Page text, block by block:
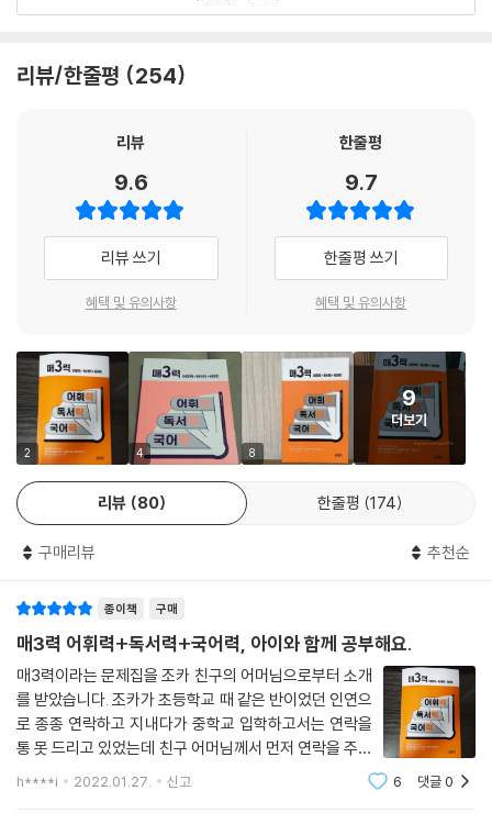
열쇠, 지경을 넓히는 도구인 언어, 특히 국어는 실로 중요하다. 우리 모두는
이라고 하는 어휘력, 독서력, 국어력이 정말 짜임새 있게, 하나를 알면 열
을 익힐 수 있는 방식으로 전개되고 있기 때문이다. 이 책에는 남녀노소가
따로 없다. 전 국민의 필독서로 강력 추천한다.
- 이장우 (#공부 컨설턴트 박사)
리뷰/한줄평 254
리뷰
9.6
리뷰 쓰기
혜택 및 유의사항
한줄평
9.7
한줄평 쓰기
혜택 및 유의사항
2 4 8
9
더보기
리뷰 80 한줄평 174
구매리뷰 추천순
종이책 구매
매3력 어휘력+독서력+국어력, 아이와 함께 공부해요.
매3력이라는 문제집을 조카 친구의 어머님으로부터 소개
를 받았습니다. 조카가 초등학교 때 같은 반이었던 인연으
로 종종 연락하고 지내다가 중학교 입학하고서는 연락을
통 못 드리고 있었는데 친구 어머님께서 먼저 연락을 주셨
더라고요. 중학교 1학년 때는 자율 학기제로 중간, 기말고
h****i 2022.01.27. 신고 6 댓글0